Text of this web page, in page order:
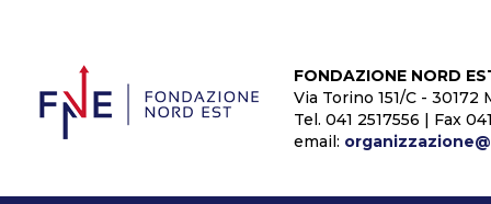
FONDAZIONE NORD
Via Torino 151/C - 30172
Tel. 041 2517556 | Fax
email: